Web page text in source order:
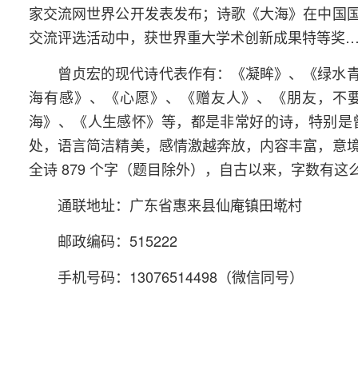
家交流网世界公开发表发布；诗歌《大海》在中
交流评选活动中，获世界重大学术创新成果特等
曾贞宏的现代诗代表作有：《凝眸》、《绿水
海有感》、《心愿》、《赠友人》、《朋友，不
海》、《人生感怀》等，都是非常好的诗，特别
处，语言简洁精美，感情激越奔放，内容丰富，
全诗 879 个字（题目除外），自古以来，字数有
通联地址：广东省惠来县仙庵镇田墘村
邮政编码：515222
手机号码：13076514498（微信同号）